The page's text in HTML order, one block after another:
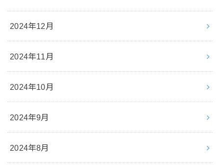
2024年12月
2024年11月
2024年10月
2024年9月
2024年8月